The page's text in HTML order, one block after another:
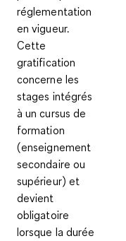
réglementation
en vigueur.
Cette
gratification
concerne les
stages intégrés
à un cursus de
formation
(enseignement
secondaire ou
supérieur) et
devient
obligatoire
lorsque la durée